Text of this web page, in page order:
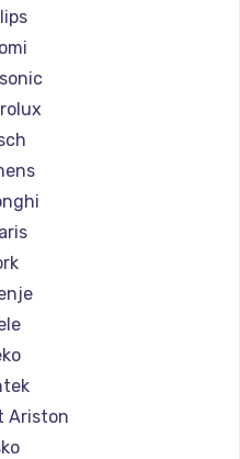
Olympia
Saeco
La Cimbali
WMF
Yamaguchi
Nivona
Astoria
JVC
Ariston
Grundig
MOZZAFIATO
Vivitek
Thomson
Hisense
DELTA
Ariston